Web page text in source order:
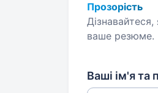
Прозорість
Дізнавайтеся,
ваше резюме.
Ваші ім'я та